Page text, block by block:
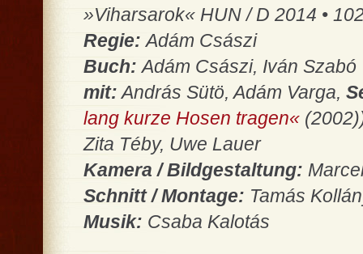
»Viharsarok« HUN / D 2014 •
Regie:Adám Császi
Buch:Adám Császi, Iván Szabó
mit:András Sütö, Adám Varga,
lang kurze Hosen tragen«
Zita Téby, Uwe Lauer
Kamera / Bildgestaltung:
Schnitt / Montage: Tamás
Musik: Csaba Kalotás